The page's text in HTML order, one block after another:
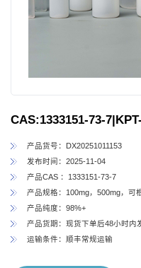
CAS:1333151-73-
产品货号：DX20251011153
发布时间：2025-11-04
产品CAS ：1333151-73-7
产品规格：100mg，500mg，可
产品纯度：98%+
产品货期：现货下单后48小时内
运输条件：顺丰常规运输